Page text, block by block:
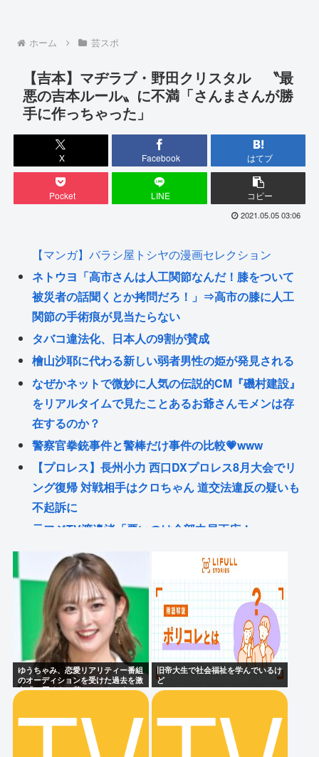
ホーム 芸スポ
【吉本】マヂラブ・野田クリスタル 〝最
悪の吉本ルール〟に不満「さんまさんが勝
手に作っちゃった」
X Facebook はてブ
Pocket LINE コピー
2021.05.05 03:06
【マンガ】バラシ屋トシヤの漫画セレクション
ネトウヨ「高市さんは人工関節なんだ！膝をついて
被災者の話聞くとか拷問だろ！」⇒高市の膝に人工
関節の手術痕が見当たらない
タバコ違法化、日本人の9割が賛成
檜山沙耶に代わる新しい弱者男性の姫が発見される
なぜかネットで微妙に人気の伝説的CM『磯村建設』
をリアルタイムで見たことあるお爺さんモメンは存
在するのか？
警察官拳銃事件と警棒だけ事件の比較💗www
【プロレス】長州小力 西口DXプロレス8月大会でリ
ング復帰 対戦相手はクロちゃん 道交法違反の疑いも
不起訴に
元フジTV渡邉渚「悪いのは全部中居正広！」
【衝撃】ワンピースアンチの正体、ついに判明して
しまう…
ももち、かつて中居くんに「いいべ」と思われてい
た
美輪明宏さんの戒名、「紫雲院芳心唱永日宏居士」
になる
Powered by livedoor 相互RSS
ゆうちゃみ、恋愛リアリティー番組
のオーディションを受けた過去を激
白「10回くらい落ちてるんです」
旧帝大生で社会福祉を学んでいるけ
ど